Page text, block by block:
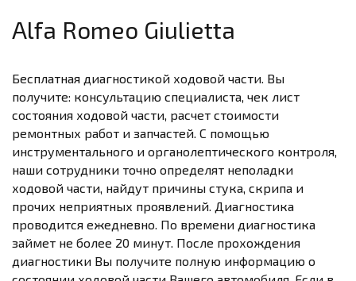
Alfa Romeo Giulietta
Бесплатная диагностикой ходовой части. Вы
получите: консультацию специалиста, чек лист
состояния ходовой части, расчет стоимости
ремонтных работ и запчастей. С помощью
инструментального и органолептического контроля,
наши сотрудники точно определят неполадки
ходовой части, найдут причины стука, скрипа и
прочих неприятных проявлений. Диагностика
проводится ежедневно. По времени диагностика
займет не более 20 минут. После прохождения
диагностики Вы получите полную информацию о